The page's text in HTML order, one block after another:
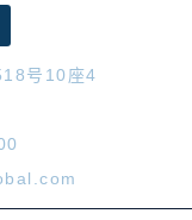
号10座4